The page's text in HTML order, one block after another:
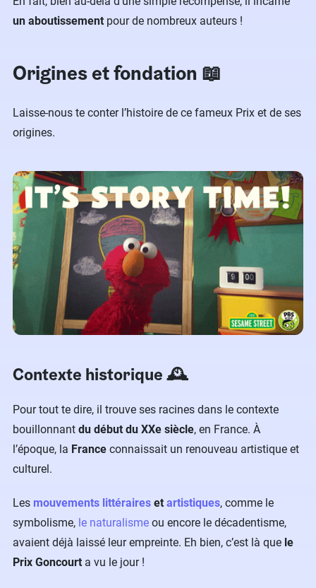
un aboutissement pour de nombreux auteurs !
Origines et fondation 📖
Laisse-nous te conter l’histoire de ce fameux Prix et de ses
origines.
Contexte historique 🕰️
Pour tout te dire, il trouve ses racines dans le contexte
bouillonnant du début du XXe siècle, en France. À
l’époque, la France connaissait un renouveau artistique et
culturel.
Les mouvements littéraires et artistiques, comme le
symbolisme, le naturalisme ou encore le décadentisme,
avaient déjà laissé leur empreinte. Eh bien, c’est là que le
Prix Goncourt a vu le jour !